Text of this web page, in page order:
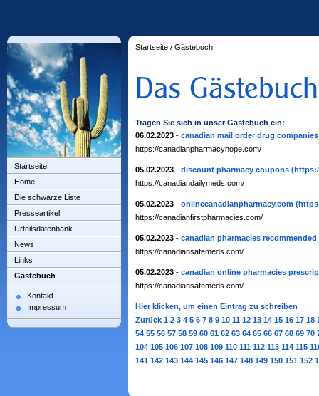
Startseite
Home
Die schwarze Liste
Presseartikel
Urteilsdatenbank
News
Links
Gästebuch
Kontakt
Impressum
Startseite / Gästebuch
Tragen Sie sich in unser Gästebuch ein:
06.02.2023 - canadian mail order drug companies
https://canadianpharmacyhope.com/
05.02.2023 - discount pharmacy coupons
https://canadiandailymeds.com/
05.02.2023 - onlinecanadianpharmacy.com
https://canadianfirstpharmacies.com/
05.02.2023 - canadian pharmacies recommended
https://canadiansafemeds.com/
05.02.2023 - canadian online pharmacies
https://canadiansafemeds.com/
Hier klicken, um einen Eintrag zu schreiben
Zurück 1 2 3 4 5 6 7 8 9 10 11 12 13 14 15 16 17 18
54 55 56 57 58 59 60 61 62 63 64 65 66 67 68 69 70
104 105 106 107 108 109 110 111 112 113 114 115
141 142 143 144 145 146 147 148 149 150 151 152